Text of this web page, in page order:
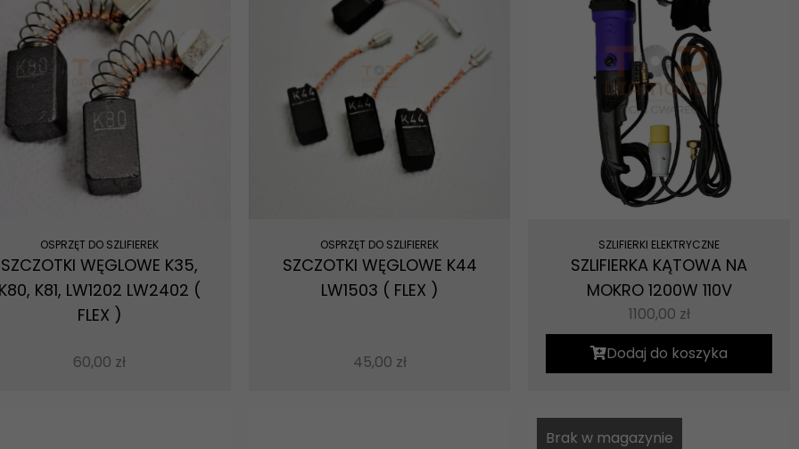
OSPRZĘT DO SZLIFIEREK
SZCZOTKI WĘGLOWE K35,
K81, LW1202 LW2402 (
FLEX )
60,00 zł
OSPRZĘT DO SZLIFIEREK
SZCZOTKI WĘGLOWE K44
LW1503 ( FLEX )
45,00 zł
SZLIFIERKI ELEKTRYCZNE
SZLIFIERKA KĄTOWA NA
MOKRO 1200W 110V
1100,00 zł
Dodaj do koszyka
Brak w magazynie